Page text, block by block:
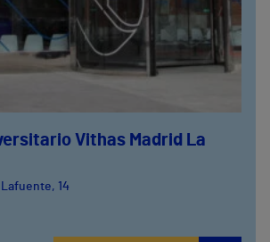
Vithas Madrid La
14